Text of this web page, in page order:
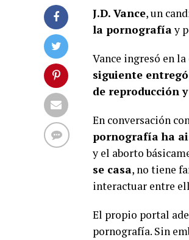
J.D. Vance, un
la pornografíay
Vance ingresó en
siguiente
de reproducción
En conversación
pornografía ha
y el aborto
se casa, no tiene
interactuar entre
El propio portal
pornografía. Sin